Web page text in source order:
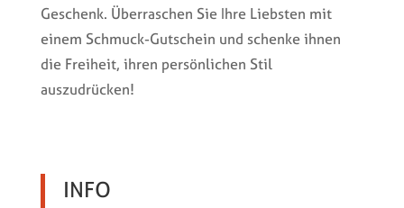
Geschenk. Überraschen Sie Ihre Liebsten mit
einem Schmuck-Gutschein und schenke ihnen
die Freiheit, ihren persönlichen Stil
auszudrücken!
INFO